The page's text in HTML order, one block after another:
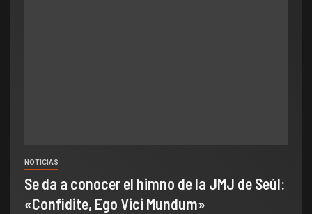
NOTICIAS
Se da a conocer el himno de la JMJ de Seúl:
«Confidite, Ego Vici Mundum»